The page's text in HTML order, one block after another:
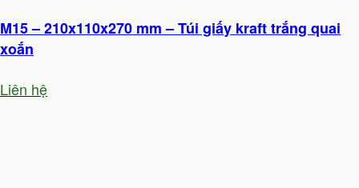
M15 – 210x110x270 mm – Túi giấy kraft trắng quai
xoắn
Liên hệ